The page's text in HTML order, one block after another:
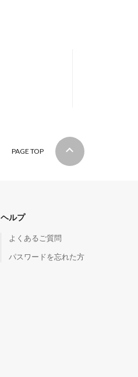
PAGE TOP
ヘルプ
よくあるご質問
パスワードを忘れた方